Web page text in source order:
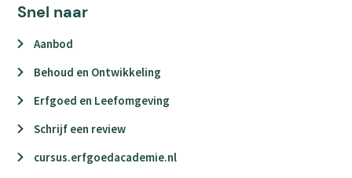
Snel naar
Aanbod
Behoud en Ontwikkeling
Erfgoed en Leefomgeving
Schrijf een review
cursus.erfgoedacademie.nl